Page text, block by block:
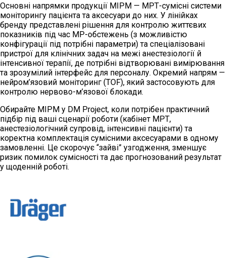
Основні напрямки продукції MIPM — МРТ-сумісні системи
моніторингу пацієнта та аксесуари до них. У лінійках
бренду представлені рішення для контролю життєвих
показників під час МР-обстежень (з можливістю
конфігурації під потрібні параметри) та спеціалізовані
пристрої для клінічних задач на межі анестезіології й
інтенсивної терапії, де потрібні відтворювані вимірювання
та зрозумілий інтерфейс для персоналу. Окремий напрям —
нейром’язовий моніторинг (TOF), який застосовують для
контролю нервово-м’язової блокади.
Обирайте MIPM у DM Project, коли потрібен практичний
підбір під ваші сценарії роботи (кабінет МРТ,
анестезіологічний супровід, інтенсивні пацієнти) та
коректна комплектація сумісними аксесуарами в одному
замовленні. Це скорочує “зайві” узгодження, зменшує
ризик помилок сумісності та дає прогнозований результат
у щоденній роботі.